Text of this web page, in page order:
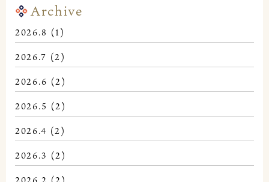
Archive
2026.8 (1)
2026.7 (2)
2026.6 (2)
2026.5 (2)
2026.4 (2)
2026.3 (2)